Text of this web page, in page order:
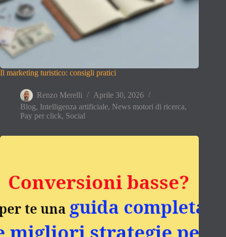
Il marketing turistico: consigli pratici
Renzo Merelli
Aprile 30, 2026
Blog, Intelligenza artificiale, News motori di ricerca,
Pay per click, Social